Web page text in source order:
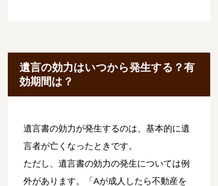
遺言の効力はいつから発生する？有
効期間は？
遺言書の効力が発生するのは、基本的に遺
言者が亡くなったときです。
ただし、遺言書の効力の発生については例
外があります。「Aが成人したら不動産を